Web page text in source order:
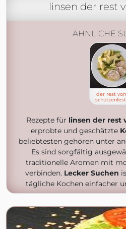
linsen der rest
ÄHNLICHE
der rest
schützenfest…
Rezepte für linsen der rest
erprobte und geschätzte
beliebtesten gehören unter
Es sind sorgfältig
traditionelle Aromen mit
verbinden. Lecker Suchen
tägliche Kochen einfacher